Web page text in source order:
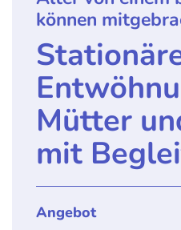
können
Mütter
mit
Angebot